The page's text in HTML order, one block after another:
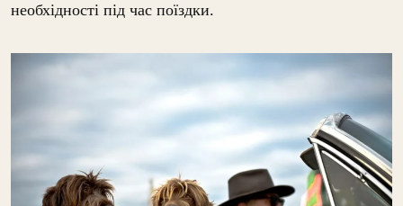
необхідності під час поїздки.